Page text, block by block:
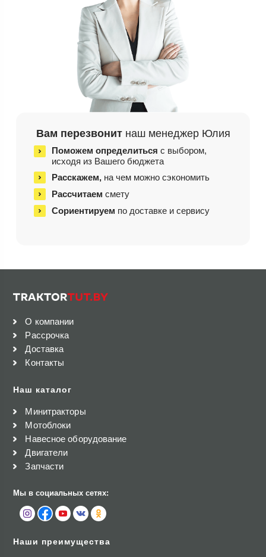
Вам перезвонит наш менеджер Юлия
Поможем определитьсяс выбором,
исходя из Вашего бюджета
Расскажем, на чем можно сэкономить
Рассчитаемсмету
Сориентируем по доставке и сервису
О компании
Рассрочка
Доставка
Контакты
Наш каталог
Минитракторы
Мотоблоки
Навесное оборудование
Двигатели
Запчасти
Мы в социальных сетях:
Наши преимущества